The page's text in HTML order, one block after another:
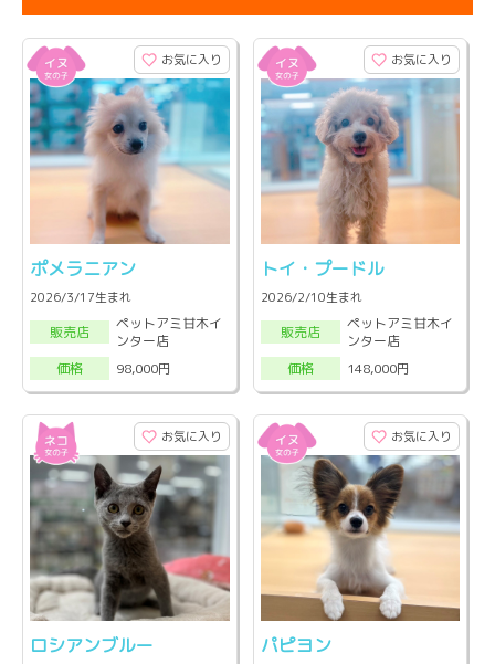
お気に入り
ポメラニアン
2026/3/17生まれ
販売店
ペットアミ甘木イ
ンター店
価格
98,000円
お気に入り
トイ・プードル
2026/2/10生まれ
販売店
ペットアミ甘木イ
ンター店
価格
148,000円
お気に入り
ロシアンブルー
お気に入り
パピヨン